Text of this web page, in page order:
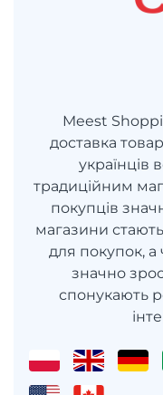
Meest
доставка
українців
традиційним
покупців
магазини
для покупок,
значно
спонукають